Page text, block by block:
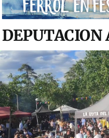
DEPUTACION